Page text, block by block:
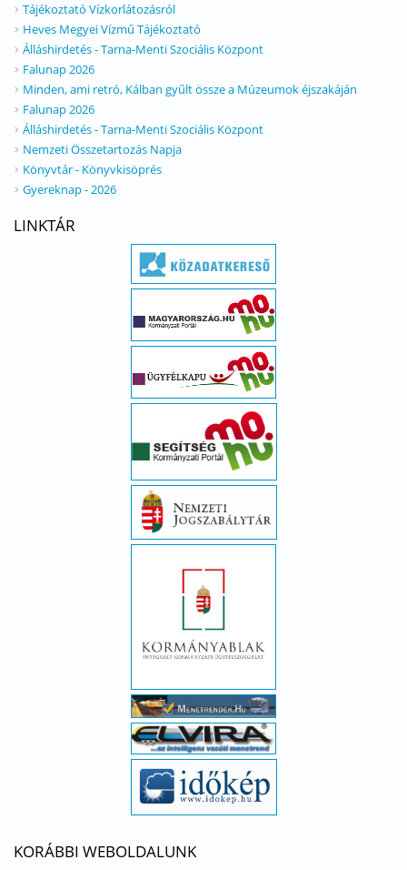
Tájékoztató Vízkorlátozásról
Heves Megyei Vízmű Tájékoztató
Álláshirdetés - Tarna-Menti Szociális Központ
Falunap 2026
Minden, ami retró, Kálban gyűlt össze a Múzeumok éjszakáján
Falunap 2026
Álláshirdetés - Tarna-Menti Szociális Központ
Nemzeti Összetartozás Napja
Könyvtár - Könyvkisöprés
Gyereknap - 2026
LINKTÁR
KORÁBBI WEBOLDALUNK